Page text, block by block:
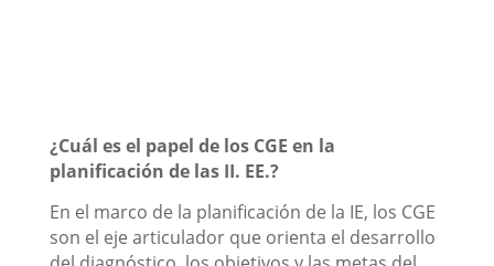
¿Cuál es el papel de los CGE en la
planificación de las II. EE.?
En el marco de la planificación de la IE, los CGE
son el eje articulador que orienta el desarrollo